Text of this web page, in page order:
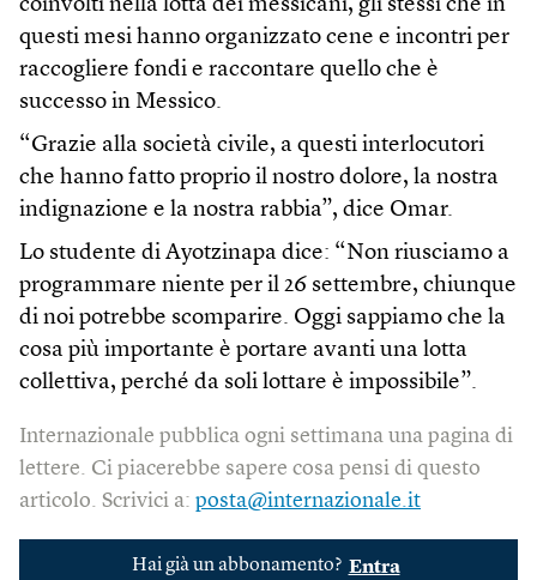
coinvolti nella lotta dei messicani, gli stessi che in
questi mesi hanno organizzato cene e incontri per
raccogliere fondi e raccontare quello che è
successo in Messico.
“Grazie alla società civile, a questi interlocutori
che hanno fatto proprio il nostro dolore, la nostra
indignazione e la nostra rabbia”, dice Omar.
Lo studente di Ayotzinapa dice: “Non riusciamo a
programmare niente per il 26 settembre, chiunque
di noi potrebbe scomparire. Oggi sappiamo che la
cosa più importante è portare avanti una lotta
collettiva, perché da soli lottare è impossibile”.
Internazionale pubblica ogni settimana una pagina di
lettere. Ci piacerebbe sapere cosa pensi di questo
articolo. Scrivici a: posta@internazionale.it